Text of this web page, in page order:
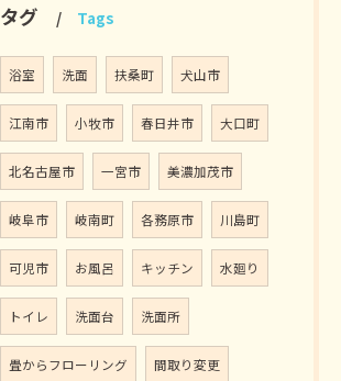
タグ Tags
浴室 洗面 扶桑町 犬山市
江南市 小牧市 春日井市 大口町
北名古屋市 一宮市 美濃加茂市
岐阜市 岐南町 各務原市 川島町
可児市 お風呂 キッチン 水廻り
トイレ 洗面台 洗面所
畳からフローリング 間取り変更